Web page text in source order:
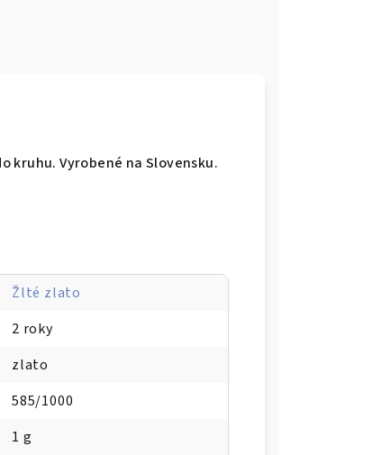
kruhu. Vyrobené na Slovensku.
Žlté zlato
2 roky
zlato
585/1000
1 g